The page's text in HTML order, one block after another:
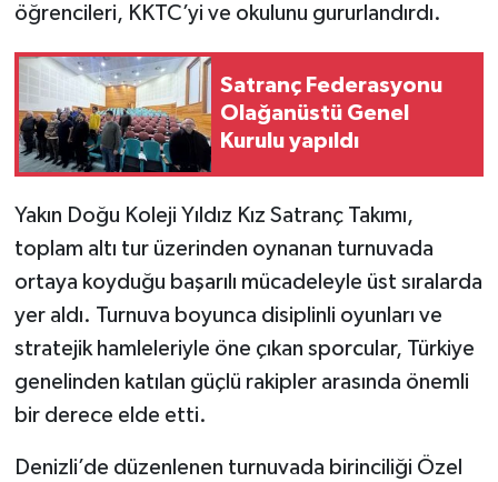
öğrencileri, KKTC’yi ve okulunu gururlandırdı.
Satranç Federasyonu
Olağanüstü Genel
Kurulu yapıldı
Yakın Doğu Koleji Yıldız Kız Satranç Takımı,
toplam altı tur üzerinden oynanan turnuvada
ortaya koyduğu başarılı mücadeleyle üst sıralarda
yer aldı. Turnuva boyunca disiplinli oyunları ve
stratejik hamleleriyle öne çıkan sporcular, Türkiye
genelinden katılan güçlü rakipler arasında önemli
bir derece elde etti.
Denizli’de düzenlenen turnuvada birinciliği Özel